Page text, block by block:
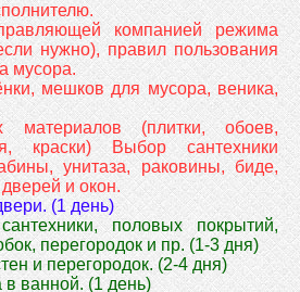
компанией режима
нужно), правил пользования
мусора.
мешков для мусора, веника,
материалов (плитки, обоев,
краски) Выбор сантехники
унитаза, раковины, биде,
и окон.
(1 день)
половых покрытий,
перегородок и пр. (1-3 дня)
и перегородок. (2-4 дня)
в ванной. (1 день)